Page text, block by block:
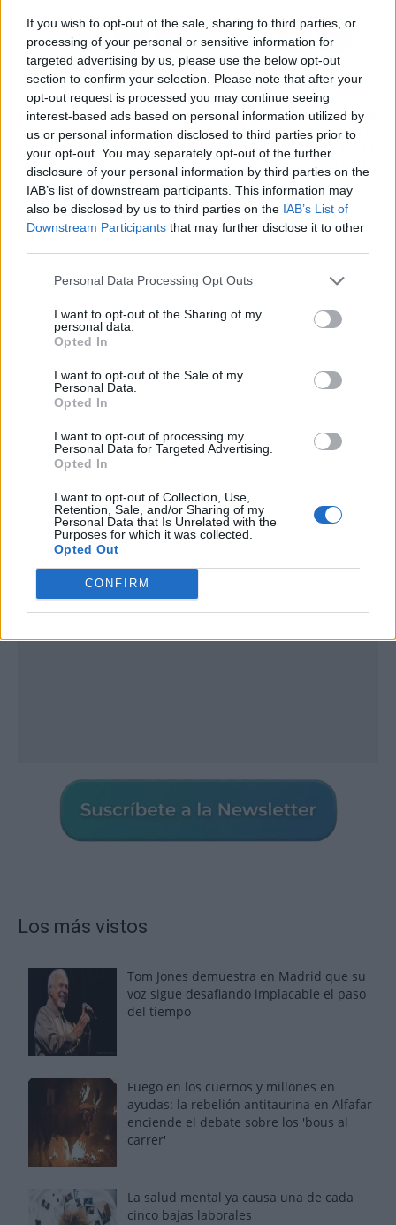
If you wish to opt-out of the sale, sharing to third parties, or
processing of your personal or sensitive information for
targeted advertising by us, please use the below opt-out
section to confirm your selection. Please note that after your
opt-out request is processed you may continue seeing
interest-based ads based on personal information utilized by
us or personal information disclosed to third parties prior to
your opt-out. You may separately opt-out of the further
disclosure of your personal information by third parties on the
IAB’s list of downstream participants. This information may
also be disclosed by us to third parties on the IAB’s List of
Downstream Participants that may further disclose it to other
Personal Data Processing Opt Outs
I want to opt-out of the Sharing of my
personal data.
Opted In
I want to opt-out of the Sale of my
Personal Data.
Opted In
I want to opt-out of processing my
Personal Data for Targeted Advertising.
Opted In
I want to opt-out of Collection, Use,
Retention, Sale, and/or Sharing of my
Personal Data that Is Unrelated with the
Purposes for which it was collected.
Opted Out
CONFIRM
ARTÍCULO ANTERIOR
EL CRACK DE LA
SELECCIÓN DE ESPAÑA
QUE ATERRIZA EN EL
BARCELONA
ARTÍCULO SIGUIENTE
40 KILOS: LA JOVEN
PROMESA QUE
ATERRIZA EN EL REAL
MADRID
Publicidad
Los más vistos
Tom Jones demuestra en Madrid que su
voz sigue desafiando implacable el paso
del tiempo
Fuego en los cuernos y millones en
ayudas: la rebelión antitaurina en Alfafar
enciende el debate sobre los 'bous al
carrer'
La salud mental ya causa una de cada
cinco bajas laborales